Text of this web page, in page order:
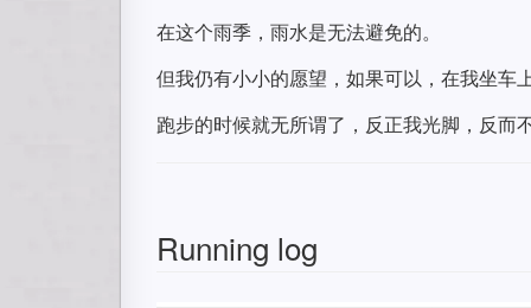
在这个雨季，雨水是无法避免的。
但我仍有小小的愿望，如果可以，在我坐车
跑步的时候就无所谓了，反正我光脚，反而
Running log